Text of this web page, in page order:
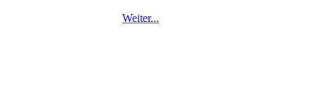
Weiter...